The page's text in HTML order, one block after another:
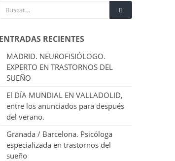
ENTRADAS RECIENTES
MADRID. NEUROFISIÓLOGO.
EXPERTO EN TRASTORNOS DEL
SUEÑO
El DÍA MUNDIAL EN VALLADOLID,
entre los anunciados para después
del verano.
Granada / Barcelona. Psicóloga
especializada en trastornos del
sueño